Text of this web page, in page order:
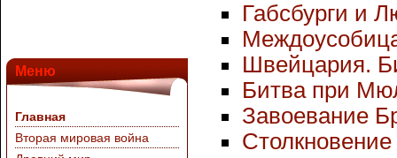
Меню
Главная
Вторая мировая война
Габсбурги и
Швейцария.
Битва при
Завоевание